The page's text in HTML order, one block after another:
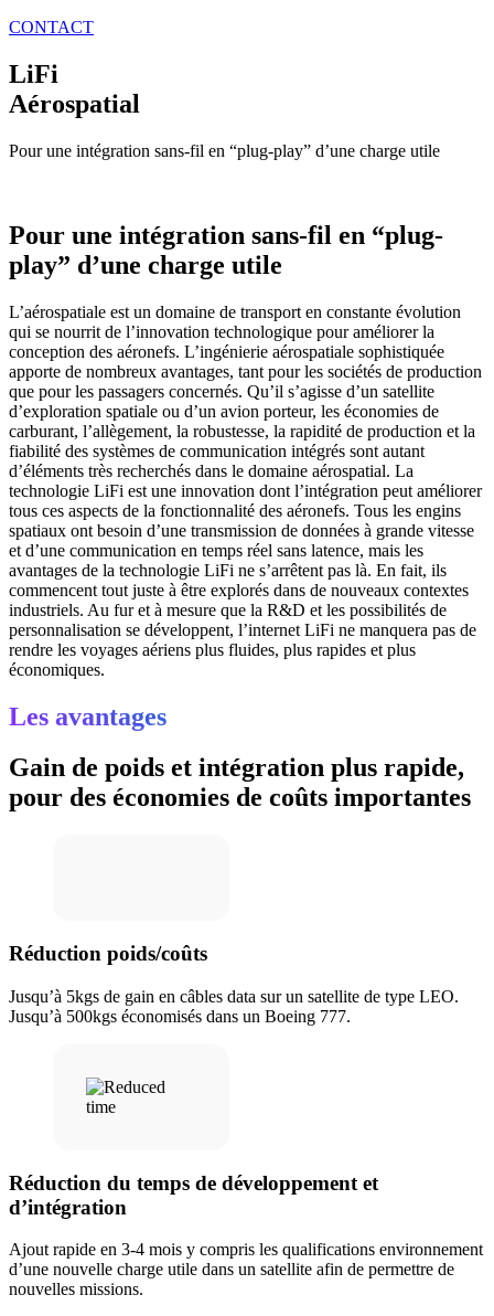
CONTACT
LiFi
Aérospatial
Pour une intégration sans-fil en “plug-play” d’une charge utile
Pour une intégration sans-fil en “plug-
play” d’une charge utile
L’aérospatiale est un domaine de transport en constante évolution
qui se nourrit de l’innovation technologique pour améliorer la
conception des aéronefs. L’ingénierie aérospatiale sophistiquée
apporte de nombreux avantages, tant pour les sociétés de production
que pour les passagers concernés. Qu’il s’agisse d’un satellite
d’exploration spatiale ou d’un avion porteur, les économies de
carburant, l’allègement, la robustesse, la rapidité de production et la
fiabilité des systèmes de communication intégrés sont autant
d’éléments très recherchés dans le domaine aérospatial. La
technologie LiFi est une innovation dont l’intégration peut améliorer
tous ces aspects de la fonctionnalité des aéronefs. Tous les engins
spatiaux ont besoin d’une transmission de données à grande vitesse
et d’une communication en temps réel sans latence, mais les
avantages de la technologie LiFi ne s’arrêtent pas là. En fait, ils
commencent tout juste à être explorés dans de nouveaux contextes
industriels. Au fur et à mesure que la R&D et les possibilités de
personnalisation se développent, l’internet LiFi ne manquera pas de
rendre les voyages aériens plus fluides, plus rapides et plus
économiques.
Les avantages
Gain de poids et intégration plus rapide,
pour des économies de coûts importantes
Réduction poids/coûts
Jusqu’à 5kgs de gain en câbles data sur un satellite de type LEO.
Jusqu’à 500kgs économisés dans un Boeing 777.
Réduction du temps de développement et
d’intégration
Ajout rapide en 3-4 mois y compris les qualifications environnement
d’une nouvelle charge utile dans un satellite afin de permettre de
nouvelles missions.